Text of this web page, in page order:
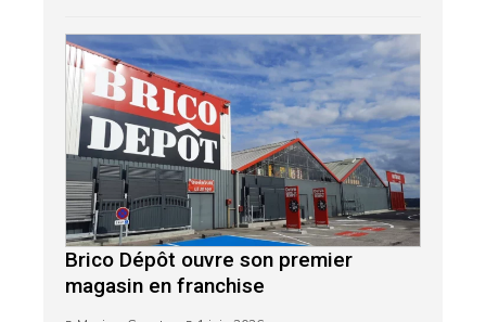
Brico Dépôt ouvre son premier
magasin en franchise